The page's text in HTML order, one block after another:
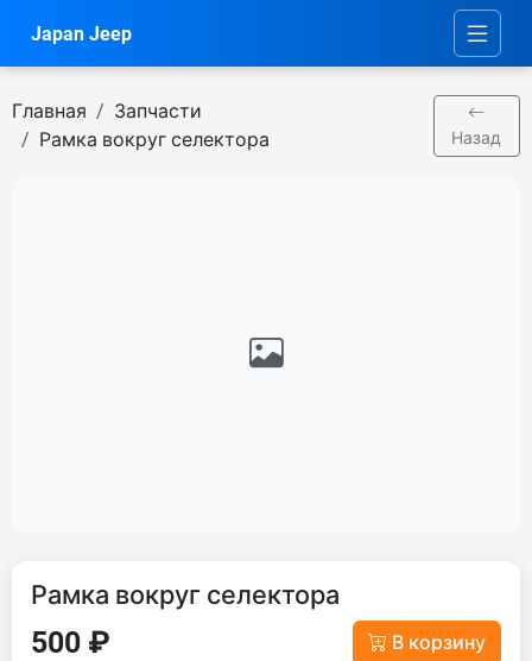
Japan Jeep
Главная
Запчасти
Рамка вокруг селектора
Назад
Рамка вокруг селектора
500 ₽ В корзину